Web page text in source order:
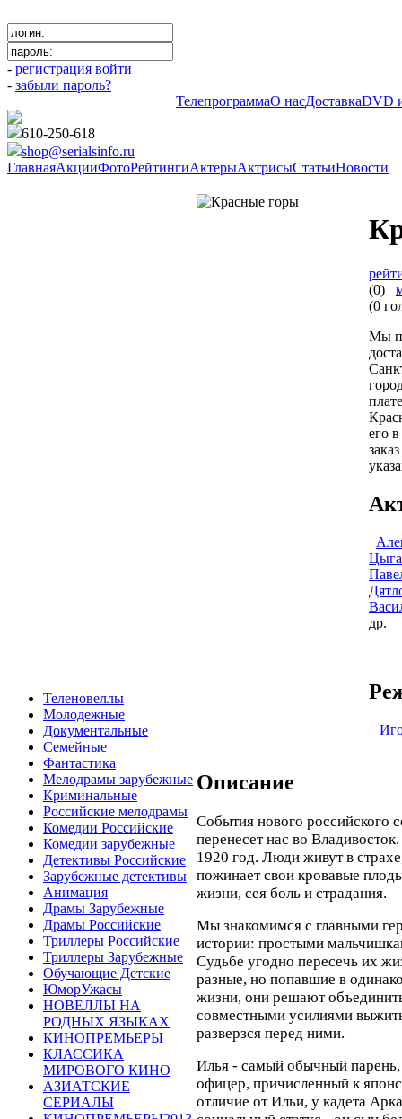
- регистрация войти
- забыли пароль?
ТелепрограммаО насДоставкаDVD
610-250-618
shop@serialsinfo.ru
ГлавнаяАкцииФотоРейтингиАктерыАктрисыСтатьиНовости
Теленовеллы
Молодежные
Документальные
Семейные
Фантастика
Мелодрамы зарубежные
Криминальные
Российские мелодрамы
Комедии Российские
Комедии зарубежные
Детективы Российские
Зарубежные детективы
Анимация
Драмы Зарубежные
Драмы Российские
Триллеры Российские
Триллеры Зарубежные
Обучающие Детские
ЮморУжасы
НОВЕЛЛЫ НА
РОДНЫХ ЯЗЫКАХ
КИНОПРЕМЬЕРЫ
КЛАССИКА
МИРОВОГО КИНО
АЗИАТСКИЕ
СЕРИАЛЫ
(0)
(0
Мы
его
др.
Описание
События нового российского
перенесет нас во
1920 год. Люди живут в
пожинает свои кровавые
жизни, сея боль и страдания.
Мы знакомимся с главными
истории: простыми
Судьбе угодно пересечь их
разные, но попавшие в
жизни, они решают
совместными усилиями
разверзся перед ними.
Илья - самый обычный парень,
офицер, причисленный к
отличие от Ильи, у кадета